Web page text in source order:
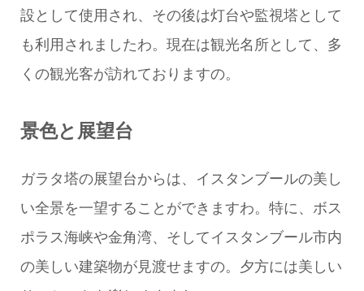
設として使用され、その後は灯台や監視塔として
も利用されましたわ。現在は観光名所として、多
くの観光客が訪れておりますの。
景色と展望台
ガラタ塔の展望台からは、イスタンブールの美し
い全景を一望することができますわ。特に、ボス
ポラス海峡や金角湾、そしてイスタンブール市内
の美しい建築物が見渡せますの。夕方には美しい